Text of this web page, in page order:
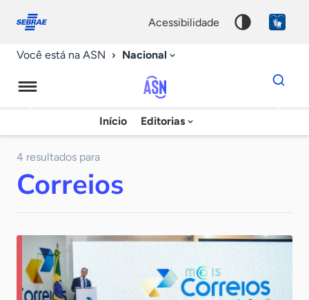
conosco
acessibilidade
Você está na ASN Nacional
Agência
Sebrae
Início Editorias
Dados
para
chave
4 resultados para
Correios